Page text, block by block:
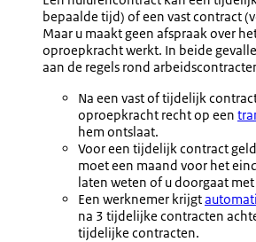
bepaalde tijd) of een vast contract
Maar u maakt geen afspraak over
oproepkracht werkt. In beide
aan de regels rond
Na een vast of tijdelijk
oproepkracht recht op een
hem ontslaat.
Voor een tijdelijk contract
moet een maand voor het
laten weten of u doorgaat
Een werknemer krijgt
na 3 tijdelijke contracten
tijdelijke contracten.